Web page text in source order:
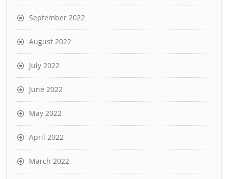
September 2022
August 2022
July 2022
June 2022
May 2022
April 2022
March 2022